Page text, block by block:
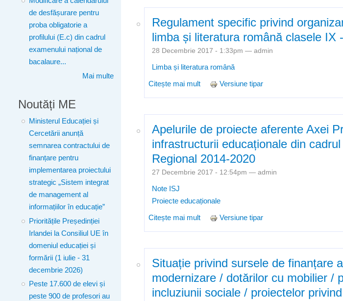
de desfășurare pentru
proba obligatorie a
profilului (E.c) din cadrul
examenului național de
bacalaure...
Mai multe
Noutăți ME
Ministerul Educației și
Cercetării anunță
semnarea contractului de
finanțare pentru
implementarea proiectului
strategic „Sistem integrat
de management al
informațiilor în educație”
Prioritățile Președinției
Irlandei la Consiliul UE în
domeniul educației și
formării (1 iulie - 31
decembrie 2026)
Peste 17.600 de elevi și
peste 900 de profesori au
Regulament specific privind
limba și literatura română clasele IX
28 Decembrie 2017 - 1:33pm —admin
Limba și literatura română
Citește mai mult
despre Regulament specific privind
clasele IX - XII
Versiune tipar
Apelurile de proiecte aferente Axei
infrastructurii educaționale din
Regional 2014-2020
27 Decembrie 2017 - 12:54pm —admin
Note ISJ
Proiecte educaționale
Citește mai mult
despre Apelurile de proiecte aferente Axei
cadrul Programului Operațional Regional
Versiune tipar
Situație privind sursele de finanțare
modernizare / dotărilor cu mobilier /
incluziunii sociale / proiectelor